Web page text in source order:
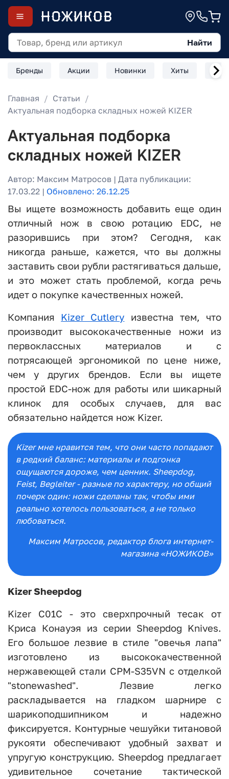
Найти
Бренды Акции Новинки Хиты
Главная
Статьи
Актуальная подборка складных ножей KIZER
Актуальная подборка
складных ножей KIZER
Автор: Максим Матросов | Дата публикации:
17.03.22 | Обновлено: 26.12.25
Вы ищете возможность добавить еще один
отличный нож в свою ротацию EDC, не
разорившись при этом? Сегодня, как
никогда раньше, кажется, что вы должны
заставить свои рубли растягиваться дальше,
и это может стать проблемой, когда речь
идет о покупке качественных ножей.
Компания Kizer Cutlery известна тем, что
производит высококачественные ножи из
первоклассных материалов и с
потрясающей эргономикой по цене ниже,
чем у других брендов. Если вы ищете
простой EDC-нож для работы или шикарный
клинок для особых случаев, для вас
обязательно найдется нож Kizer.
Kizer мне нравится тем, что они часто попадают
в редкий баланс: материалы и подгонка
ощущаются дороже, чем ценник. Sheepdog,
Feist, Begleiter - разные по характеру, но общий
почерк один: ножи сделаны так, чтобы ими
реально хотелось пользоваться, а не только
любоваться.
Максим Матросов, редактор блога интернет-
магазина «НОЖИКОВ»
Kizer Sheepdog
Kizer C01C - это сверхпрочный тесак от
Криса Конауэя из серии Sheepdog Knives.
Его большое лезвие в стиле "овечья лапа"
изготовлено из высококачественной
нержавеющей стали CPM-S35VN с отделкой
"stonewashed". Лезвие легко
раскладывается на гладком шарнире с
шарикоподшипником и надежно
фиксируется. Контурные чешуйки титановой
рукояти обеспечивают удобный захват и
упругую конструкцию. Sheepdog предлагает
удивительное сочетание тактической